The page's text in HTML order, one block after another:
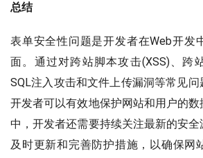
总结
表单安全性问题是开发者在Web开发
面。通过对跨站脚本攻击(XSS)、跨站
SQL注入攻击和文件上传漏洞等常见问
开发者可以有效地保护网站和用户的
中，开发者还需要持续关注最新的安
及时更新和完善防护措施，以确保网